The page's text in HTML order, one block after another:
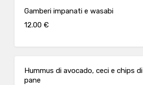
Gamberi impanati e wasabi
12.00 €
Hummus di avocado, ceci e chips di
pane